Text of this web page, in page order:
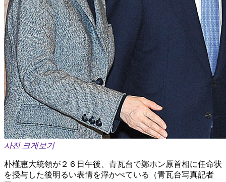
사진 크게보기
朴槿恵大統領が２６日午後、青瓦台で鄭ホン原首相に任命状
を授与した後明るい表情を浮かべている（青瓦台写真記者